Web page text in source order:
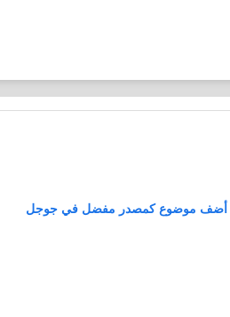
أضف موضوع كمصدر مفضل في جوجل